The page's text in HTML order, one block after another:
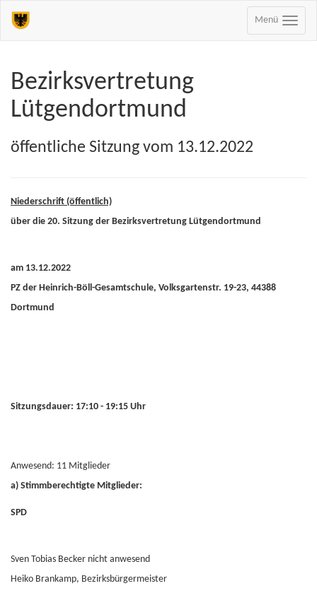
Menü
Bezirksvertretung
Lütgendortmund
öffentliche Sitzung vom 13.12.2022
Niederschrift (öffentlich)
über die 20. Sitzung der Bezirksvertretung Lütgendortmund
am 13.12.2022
PZ der Heinrich-Böll-Gesamtschule, Volksgartenstr. 19-23, 44388
Dortmund
Sitzungsdauer: 17:10 - 19:15 Uhr
Anwesend: 11 Mitglieder
a) Stimmberechtigte Mitglieder:
SPD
Sven Tobias Becker nicht anwesend
Heiko Brankamp, Bezirksbürgermeister